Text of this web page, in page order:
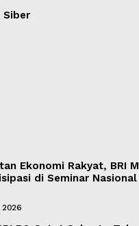
Siber
Ekonomi Rakyat, BRI
di Seminar
2026